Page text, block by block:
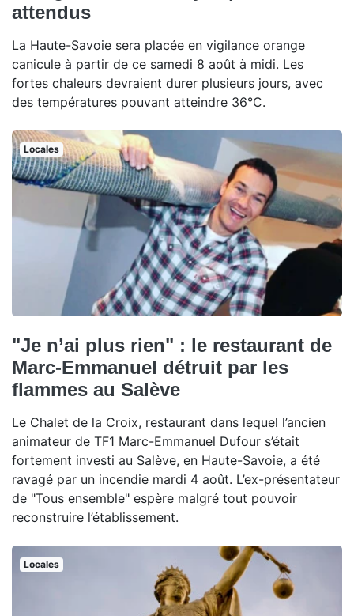
attendus
La Haute-Savoie sera placée en vigilance orange
canicule à partir de ce samedi 8 août à midi. Les
fortes chaleurs devraient durer plusieurs jours, avec
des températures pouvant atteindre 36°C.
Locales
"Je n’ai plus rien" : le restaurant de
Marc-Emmanuel détruit par les
flammes au Salève
Le Chalet de la Croix, restaurant dans lequel l’ancien
animateur de TF1 Marc-Emmanuel Dufour s’était
fortement investi au Salève, en Haute-Savoie, a été
ravagé par un incendie mardi 4 août. L’ex-présentateur
de "Tous ensemble" espère malgré tout pouvoir
reconstruire l’établissement.
Locales